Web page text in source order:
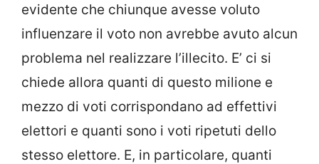
evidente che chiunque avesse voluto
influenzare il voto non avrebbe avuto alcun
problema nel realizzare l’illecito. E’ ci si
chiede allora quanti di questo milione e
mezzo di voti corrispondano ad effettivi
elettori e quanti sono i voti ripetuti dello
stesso elettore. E, in particolare, quanti